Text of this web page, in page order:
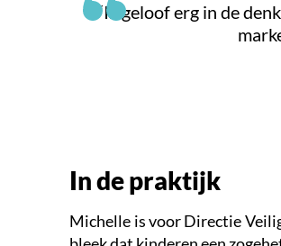
“Ik geloof erg in de
In de praktijk
Michelle is voor Directie